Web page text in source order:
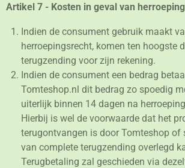
Artikel 7 - Kosten in geval van herroeping
Indien de consument gebruik maakt
herroepingsrecht, komen ten hoogste
terugzending voor zijn rekening.
Indien de consument een bedrag
Tomteshop.nl dit bedrag zo spoedig
uiterlijk binnen 14 dagen na
Hierbij is wel de voorwaarde dat het
terugontvangen is door Tomteshop of
van complete terugzending overlegd
Terugbetaling zal geschieden via